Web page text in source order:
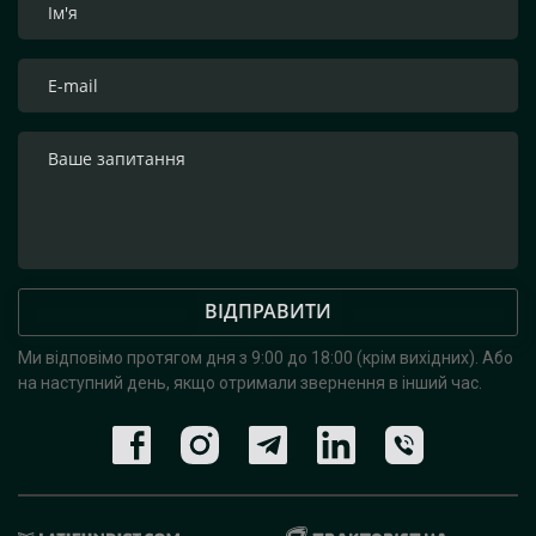
ВІДПРАВИТИ
Ми відповімо протягом дня з 9:00 до 18:00 (крім вихідних). Або
на наступний день, якщо отримали звернення в інший час.